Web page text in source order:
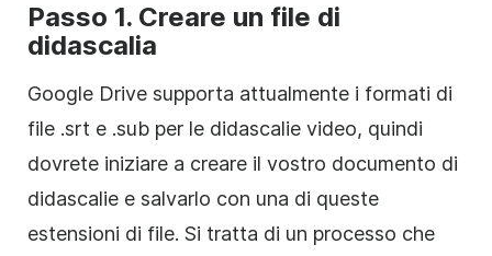
Passo 1. Creare un file di
didascalia
Google Drive supporta attualmente i formati di
file .srt e .sub per le didascalie video, quindi
dovrete iniziare a creare il vostro documento di
didascalie e salvarlo con una di queste
estensioni di file. Si tratta di un processo che